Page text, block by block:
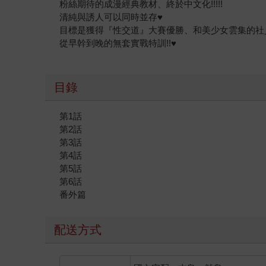
粉絲期待的成漫經典教材、終於中文化!!!!!
清純與誘人可以同時並存♥
目標是獲得『性交道』大賽優勝、和美少女雲集的
從早幹到晚的無套實戰特訓!!♥
目錄
第1話
第2話
第3話
第4話
第5話
第6話
番外篇
配送方式